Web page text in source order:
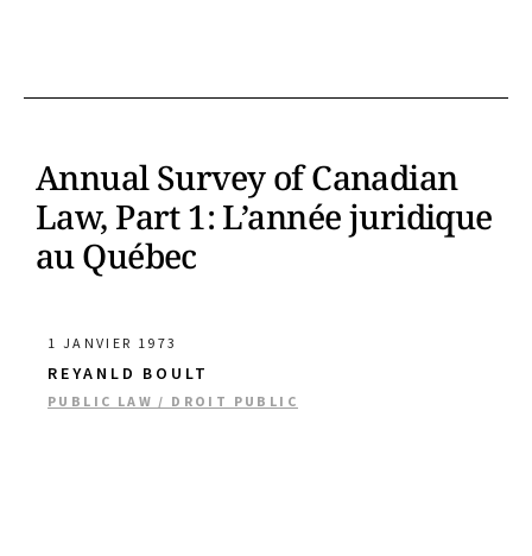
Annual Survey of Canadian
Law, Part 1: L’année juridique
au Québec
1 JANVIER 1973
REYANLD BOULT
PUBLIC LAW / DROIT PUBLIC